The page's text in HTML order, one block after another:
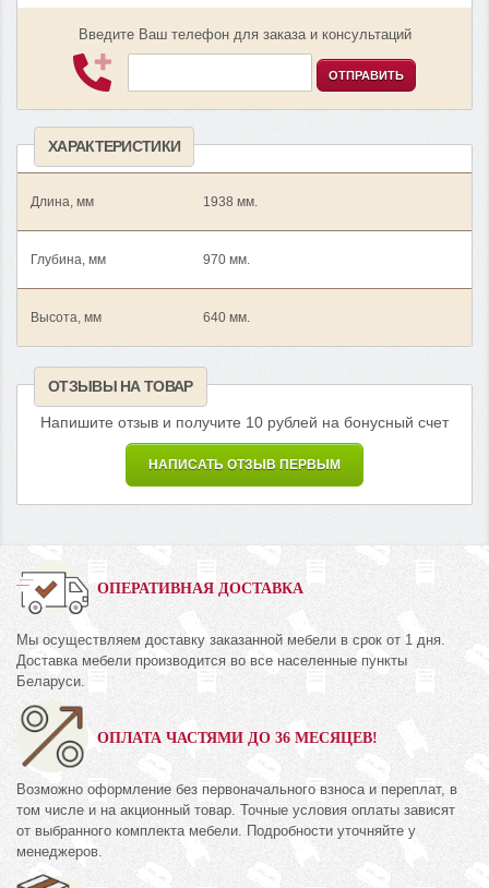
Введите Ваш телефон для заказа и консультаций
ОТПРАВИТЬ
ХАРАКТЕРИСТИКИ
Длина, мм 1938 мм.
Глубина, мм 970 мм.
Высота, мм 640 мм.
ОТЗЫВЫ НА ТОВАР
Напишите отзыв и получите 10 рублей на бонусный счет
НАПИСАТЬ ОТЗЫВ ПЕРВЫМ
ОПЕРАТИВНАЯ ДОСТАВКА
Мы осуществляем доставку заказанной мебели в срок от 1 дня.
Доставка мебели производится во все населенные пункты
Беларуси.
ОПЛАТА ЧАСТЯМИ ДО 36 МЕСЯЦЕВ!
Возможно оформление без первоначального взноса и переплат, в
том числе и на акционный товар. Точные условия оплаты зависят
от выбранного комплекта мебели. Подробности уточняйте у
менеджеров.